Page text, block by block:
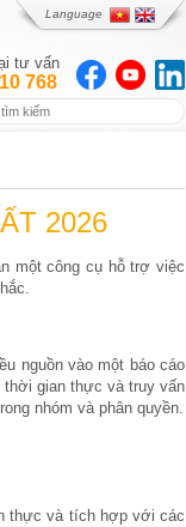
Language
tư vấn
768
2026
một công cụ hỗ trợ việc
nguồn vào một báo cáo
thời gian thực và truy vấn
nhóm và phân quyền.
thực và tích hợp với các